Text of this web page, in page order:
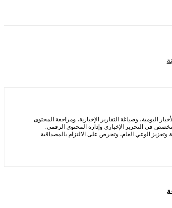
وصياغة التقارير الإخبارية، ومراجعة المحتوى
في التحرير الإخباري وإدارة المحتوى الرقمي.
الوعي العام، وتحرص على الالتزام بالمصداقية